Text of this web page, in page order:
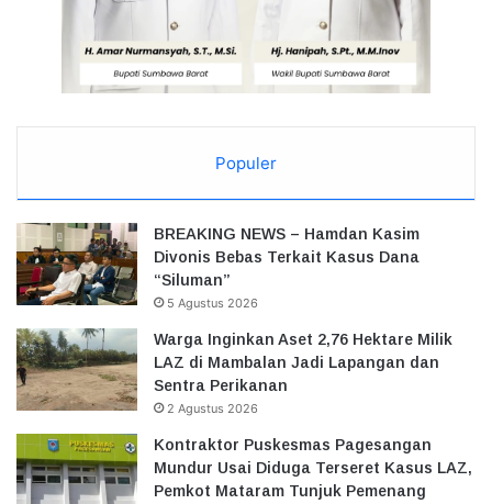
Populer
BREAKING NEWS – Hamdan Kasim
Divonis Bebas Terkait Kasus Dana
“Siluman”
5 Agustus 2026
Warga Inginkan Aset 2,76 Hektare Milik
LAZ di Mambalan Jadi Lapangan dan
Sentra Perikanan
2 Agustus 2026
Kontraktor Puskesmas Pagesangan
Mundur Usai Diduga Terseret Kasus LAZ,
Pemkot Mataram Tunjuk Pemenang